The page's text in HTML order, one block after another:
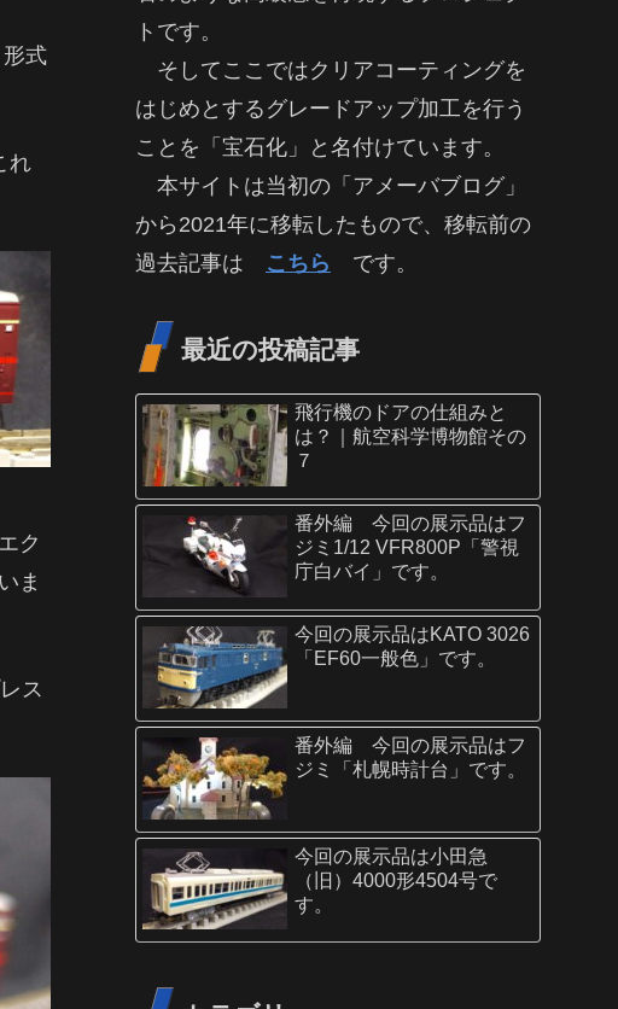
式
れ
ク
ま
ス
トです。
そしてここではクリアコーティングを
はじめとするグレードアップ加工を行う
ことを「宝石化」と名付けています。
本サイトは当初の「アメーバブログ」
から2021年に移転したもので、移転前の
過去記事は こちら です。
最近の投稿記事
飛行機のドアの仕組みと
は？｜航空科学博物館その
７
番外編 今回の展示品はフ
ジミ1/12 VFR800P「警視
庁白バイ」です。
今回の展示品はKATO 3026
「EF60一般色」です。
番外編 今回の展示品はフ
ジミ「札幌時計台」です。
今回の展示品は小田急
（旧）4000形4504号で
す。